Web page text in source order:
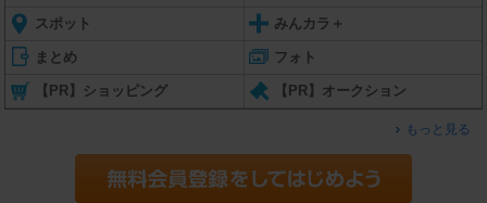
スポット みんカラ＋
まとめ フォト
【PR】ショッピング 【PR】オークション
もっと見る